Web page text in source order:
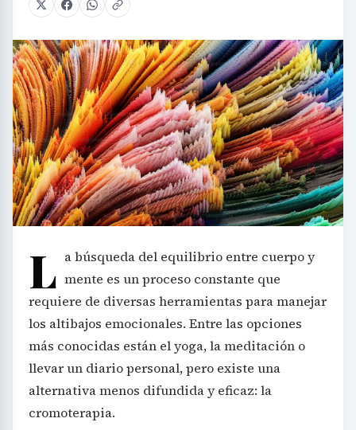
L a búsqueda del equilibrio entre cuerpo y
mente es un proceso constante que
requiere de diversas herramientas para manejar
los altibajos emocionales. Entre las opciones
más conocidas están el yoga, la meditación o
llevar un diario personal, pero existe una
alternativa menos difundida y eficaz: la
cromoterapia.